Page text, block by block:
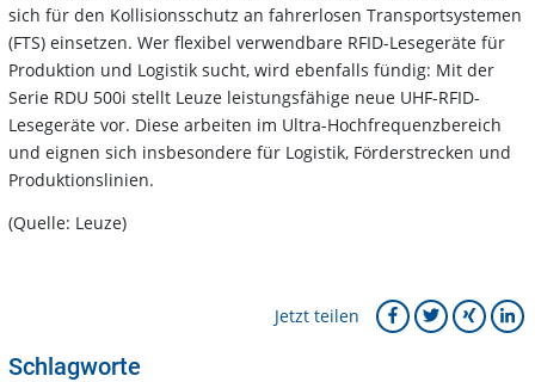
sich für den Kollisionsschutz an fahrerlosen Transportsystemen
(FTS) einsetzen. Wer flexibel verwendbare RFID-Lesegeräte für
Produktion und Logistik sucht, wird ebenfalls fündig: Mit der
Serie RDU 500i stellt Leuze leistungsfähige neue UHF-RFID-
Lesegeräte vor. Diese arbeiten im Ultra-Hochfrequenzbereich
und eignen sich insbesondere für Logistik, Förderstrecken und
Produktionslinien.
(Quelle: Leuze)
Jetzt teilen
Schlagworte